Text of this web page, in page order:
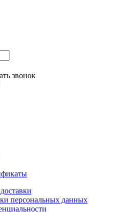
звонок
персональных данных